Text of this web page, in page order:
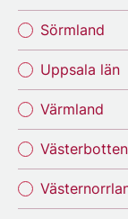
Sörmland
Uppsala län
Värmland
Västerbotten